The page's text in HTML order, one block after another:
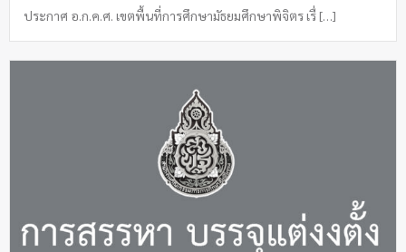
ประกาศ อ.ก.ค.ศ. เขตพื้นที่การศึกษามัธยมศึกษาพิจิตร เรื่ […]